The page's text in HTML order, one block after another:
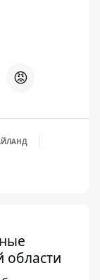
😡
области